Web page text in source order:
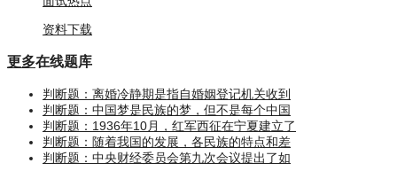
资料下载
更多在线题库
判断题：离婚冷静期是指自婚姻登记机关收到
判断题：中国梦是民族的梦，但不是每个中国
判断题：1936年10月，红军西征在宁夏建立了
判断题：随着我国的发展，各民族的特点和差
判断题：中央财经委员会第九次会议提出了如